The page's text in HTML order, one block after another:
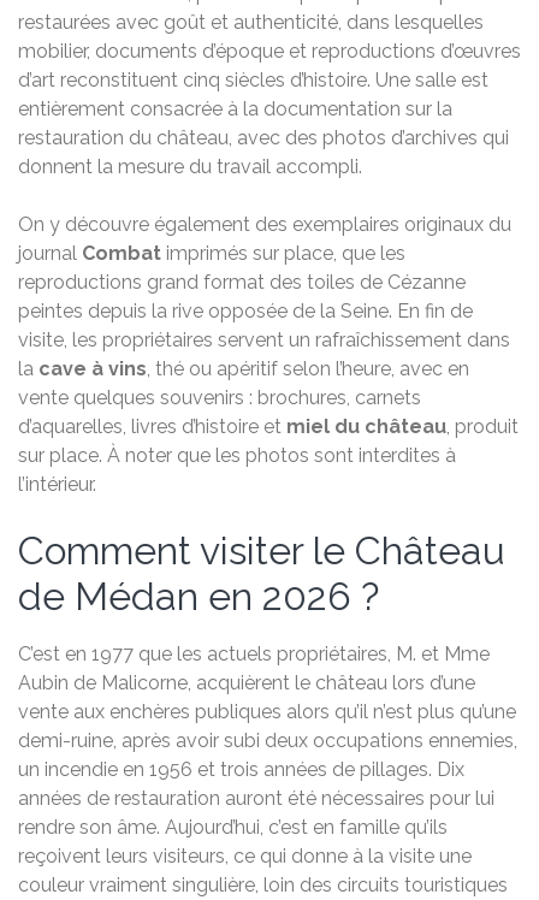
restaurées avec goût et authenticité, dans lesquelles
mobilier, documents d’époque et reproductions d’œuvres
d’art reconstituent cinq siècles d’histoire. Une salle est
entièrement consacrée à la documentation sur la
restauration du château, avec des photos d’archives qui
donnent la mesure du travail accompli.
On y découvre également des exemplaires originaux du
journal Combat imprimés sur place, que les
reproductions grand format des toiles de Cézanne
peintes depuis la rive opposée de la Seine. En fin de
visite, les propriétaires servent un rafraîchissement dans
la cave à vins, thé ou apéritif selon l’heure, avec en
vente quelques souvenirs : brochures, carnets
d’aquarelles, livres d’histoire et miel du château, produit
sur place. À noter que les photos sont interdites à
l’intérieur.
Comment visiter le Château
de Médan en 2026 ?
C’est en 1977 que les actuels propriétaires, M. et Mme
Aubin de Malicorne, acquièrent le château lors d’une
vente aux enchères publiques alors qu’il n’est plus qu’une
demi-ruine, après avoir subi deux occupations ennemies,
un incendie en 1956 et trois années de pillages. Dix
années de restauration auront été nécessaires pour lui
rendre son âme. Aujourd’hui, c’est en famille qu’ils
reçoivent leurs visiteurs, ce qui donne à la visite une
couleur vraiment singulière, loin des circuits touristiques